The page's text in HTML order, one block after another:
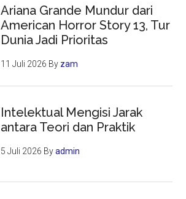
Ariana Grande Mundur dari
American Horror Story 13, Tur
Dunia Jadi Prioritas
11 Juli 2026 By zam
Intelektual Mengisi Jarak
antara Teori dan Praktik
5 Juli 2026 Byadmin